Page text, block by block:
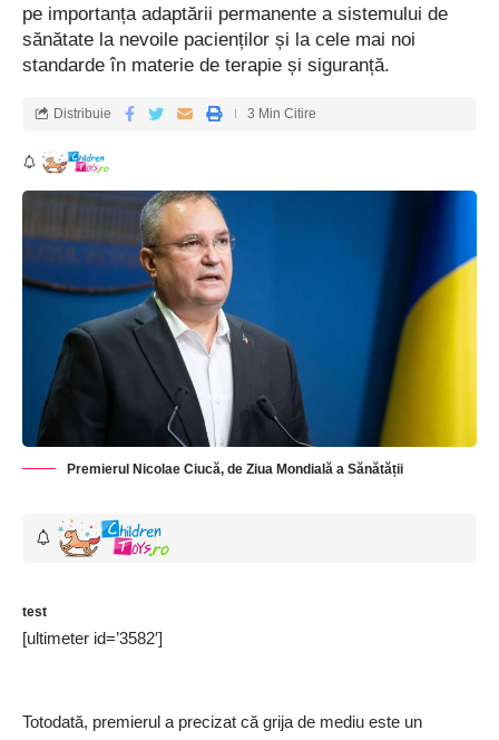
pe importanța adaptării permanente a sistemului de
sănătate la nevoile pacienților și la cele mai noi
standarde în materie de terapie și siguranță.
Distribuie 3 Min Citire
Premierul Nicolae Ciucă, de Ziua Mondială a Sănătății
test
[ultimeter id=’3582′]
Totodată, premierul a precizat că grija de mediu este un